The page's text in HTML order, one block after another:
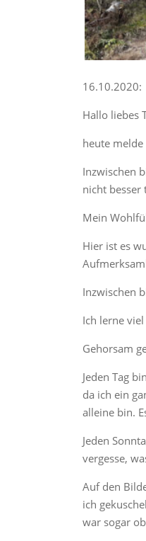
16.10.2020:
Hallo liebes
heute melde
Inzwischen
nicht besser
Mein
Hier ist es
Inzwischen
Ich lerne
Gehorsam
Jeden Tag
da ich ein
alleine bin.
Jeden
vergesse,
Auf den
ich
war sogar